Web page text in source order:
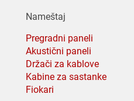
Nameštaj
Pregradni paneli
Akustični paneli
Držači za kablove
Kabine za sastanke
Fiokari